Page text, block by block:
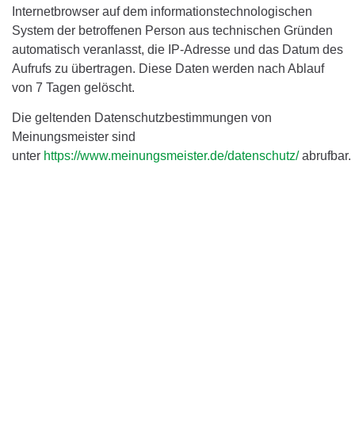
Internetbrowser auf dem informationstechnologischen
System der betroffenen Person aus technischen Gründen
automatisch veranlasst, die IP-Adresse und das Datum des
Aufrufs zu übertragen. Diese Daten werden nach Ablauf
von 7 Tagen gelöscht.
Die geltenden Datenschutzbestimmungen von
Meinungsmeister sind
unter https://www.meinungsmeister.de/datenschutz/abrufbar.